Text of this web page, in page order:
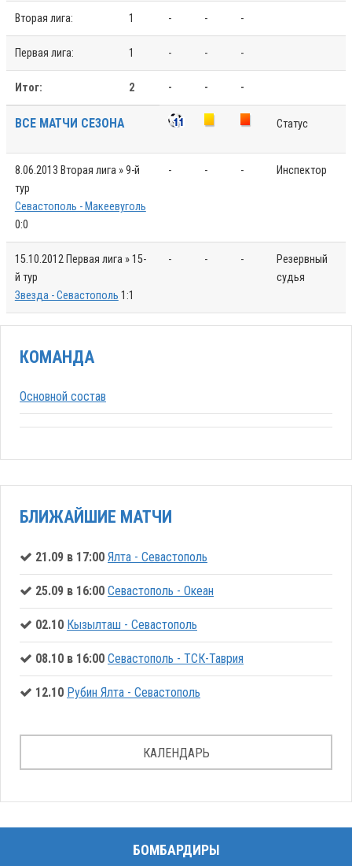
Вторая лига: 1 - - -
Первая лига: 1 - - -
Итог: 2 - - -
ВСЕ МАТЧИ СЕЗОНА Статус
8.06.2013 Вторая лига » 9-й
тур
Севастополь - Макеевуголь
0:0
- - - Инспектор
15.10.2012 Первая лига » 15-
й тур
Звезда - Севастополь 1:1
- - -
Резервный
судья
КОМАНДА
Основной состав
БЛИЖАЙШИЕ МАТЧИ
21.09 в 17:00 Ялта - Севастополь
25.09 в 16:00 Севастополь - Океан
02.10 Кызылташ - Севастополь
08.10 в 16:00 Севастополь - ТСК-Таврия
12.10 Рубин Ялта - Севастополь
КАЛЕНДАРЬ
БОМБАРДИРЫ